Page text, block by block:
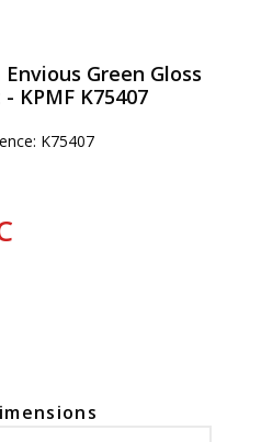
Envious Green Gloss
KPMF K75407
K75407